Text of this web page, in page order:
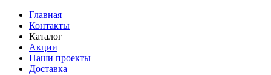
Главная
Контакты
Каталог
Акции
Наши проекты
Доставка